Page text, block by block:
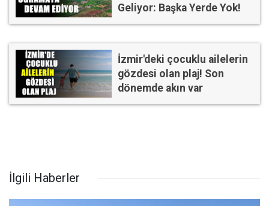
Geliyor: Başka Yerde Yok!
İzmir'deki çocuklu ailelerin
gözdesi olan plaj! Son
dönemde akın var
İlgili Haberler